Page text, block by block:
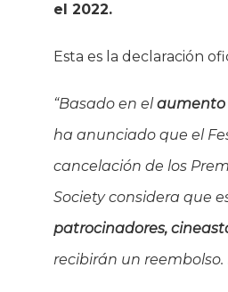
el 2022.
Esta es la declaración
“Basado en elaumento
ha anunciado que el
cancelación de los
Society considera que
patrocinadores,
recibirán un